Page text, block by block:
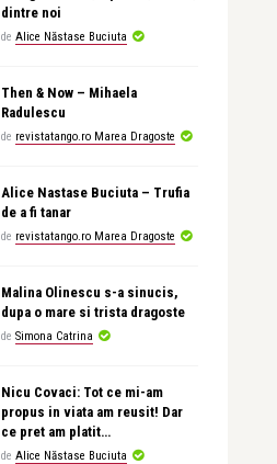
dintre noi
de Alice Năstase Buciuta
Then & Now – Mihaela
Radulescu
de revistatango.ro Marea Dragoste
Alice Nastase Buciuta – Trufia
de a fi tanar
de revistatango.ro Marea Dragoste
Malina Olinescu s-a sinucis,
dupa o mare si trista dragoste
de Simona Catrina
Nicu Covaci: Tot ce mi-am
propus in viata am reusit! Dar
ce pret am platit…
de Alice Năstase Buciuta